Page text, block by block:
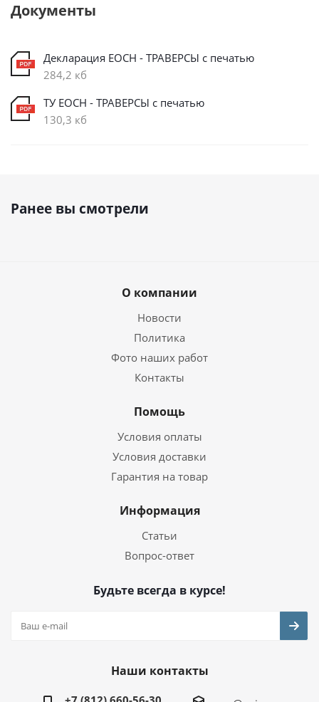
Документы
Декларация ЕОСН - ТРАВЕРСЫ с печатью
284,2 кб
ТУ ЕОСН - ТРАВЕРСЫ с печатью
130,3 кб
Ранее вы смотрели
О компании
Новости
Политика
Фото наших работ
Контакты
Помощь
Условия оплаты
Условия доставки
Гарантия на товар
Информация
Статьи
Вопрос-ответ
Будьте всегда в курсе!
Наши контакты